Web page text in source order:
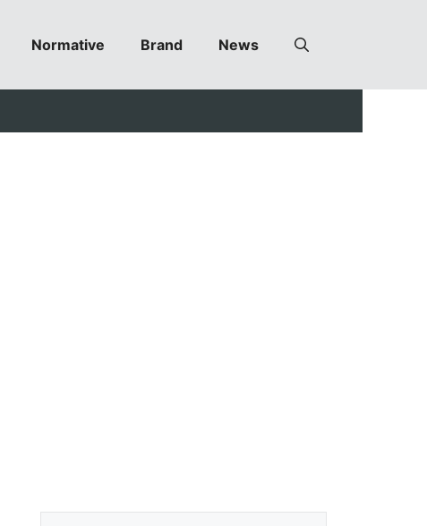
Normative Brand News